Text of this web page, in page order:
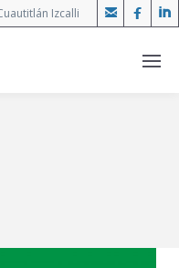
Izcalli   